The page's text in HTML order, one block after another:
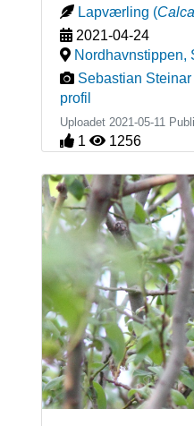
Lapværling (
2021-04-24
Nordhavnstippen,
Sebastian
profil
Uploadet 2021-05-11
1 1256